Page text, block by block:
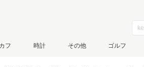
フ 時計 その他 ゴルフ